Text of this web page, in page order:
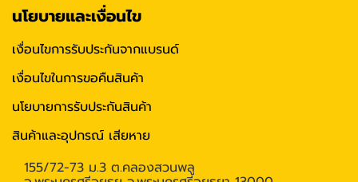
นโยบายและเงื่อนไข
เงื่อนไขการรับประกันจากแบรนด์
เงื่อนไขในการขอคืนสินค้า
นโยบายการรับประกันสินค้า
สินค้าและอุปกรณ์ เสียหาย
155/72-73 ม.3 ต.คลองสวนพลู